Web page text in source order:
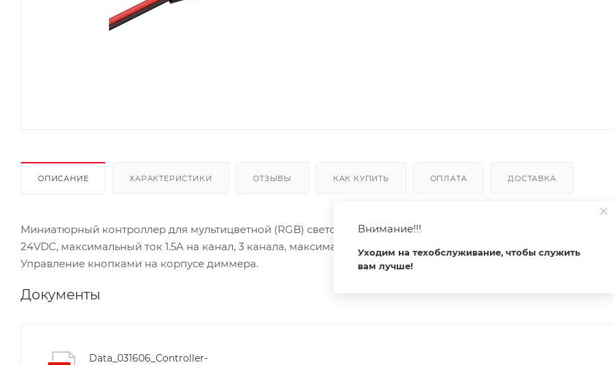
ОПИСАНИЕ ХАРАКТЕРИСТИКИ ОТЗЫВЫ КАК КУПИТЬ ОПЛАТА ДОСТАВКА
Миниатюрный контроллер для мультицветной (RGB) светодиодной ленты (ШИМ). Питание/рабочее
24VDC, максимальный ток 1.5A на канал, 3 канала, максимальная мощность 54-108W. Габариты 60x12.5x5 мм.
Управление кнопками на корпусе диммера.
Документы
Data_031606_Controller-
Внимание!!!
Уходим на техобслуживание, чтобы служить
вам лучше!